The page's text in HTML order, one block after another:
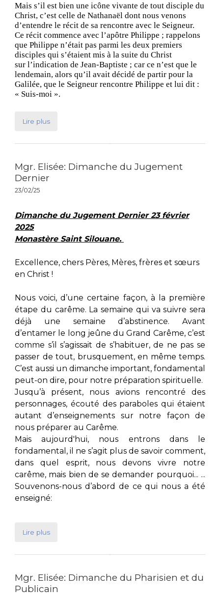
Mais s’il est bien une icône vivante de tout disciple du
Christ, c’est celle de Nathanaël dont nous venons
d’entendre le récit de sa rencontre avec le Seigneur.
Ce récit commence avec l’apôtre Philippe ; rappelons
que Philippe n’était pas parmi les deux premiers
disciples qui s’étaient mis à la suite du Christ
sur l’indication de Jean-Baptiste ; car ce n’est que le
lendemain, alors qu’il avait décidé de partir pour la
Galilée, que le Seigneur rencontre Philippe et lui dit :
« Suis-moi ».
Lire plus
Mgr. Elisée: Dimanche du Jugement
Dernier
23/02/25
Dimanche du Jugement Dernier 23 février
2025
Monastère Saint Silouane.
Excellence, chers Pères, Mères, frères et sœurs
en Christ !
Nous voici, d’une certaine façon, à la première
étape du carême. La semaine qui va suivre sera
déjà une semaine d’abstinence. Avant
d’entamer le long jeûne du Grand Carême, c’est
comme s’il s’agissait de s’habituer, de ne pas se
passer de tout, brusquement, en même temps.
C’est aussi un dimanche important, fondamental
peut-on dire, pour notre préparation spirituelle.
Jusqu’à présent, nous avions rencontré des
personnages, écouté des paraboles qui étaient
autant d’enseignements sur notre façon de
nous préparer au Carême.
Mais aujourd'hui, nous entrons dans le
fondamental, il ne s’agit plus de savoir comment,
dans quel esprit, nous devons vivre notre
carême, mais bien de se demander pourquoi... ...
Souvenons-nous d’abord de ce qui nous a été
enseigné:
Lire plus
Mgr. Elisée: Dimanche du Pharisien et du
Publicain